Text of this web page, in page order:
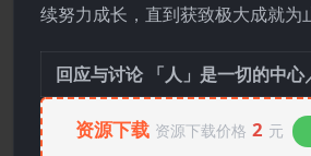
续努力成长，直到获致极大成就为
回应与讨论 「人」是一切的中
资源下载 资源下载价格 2 元